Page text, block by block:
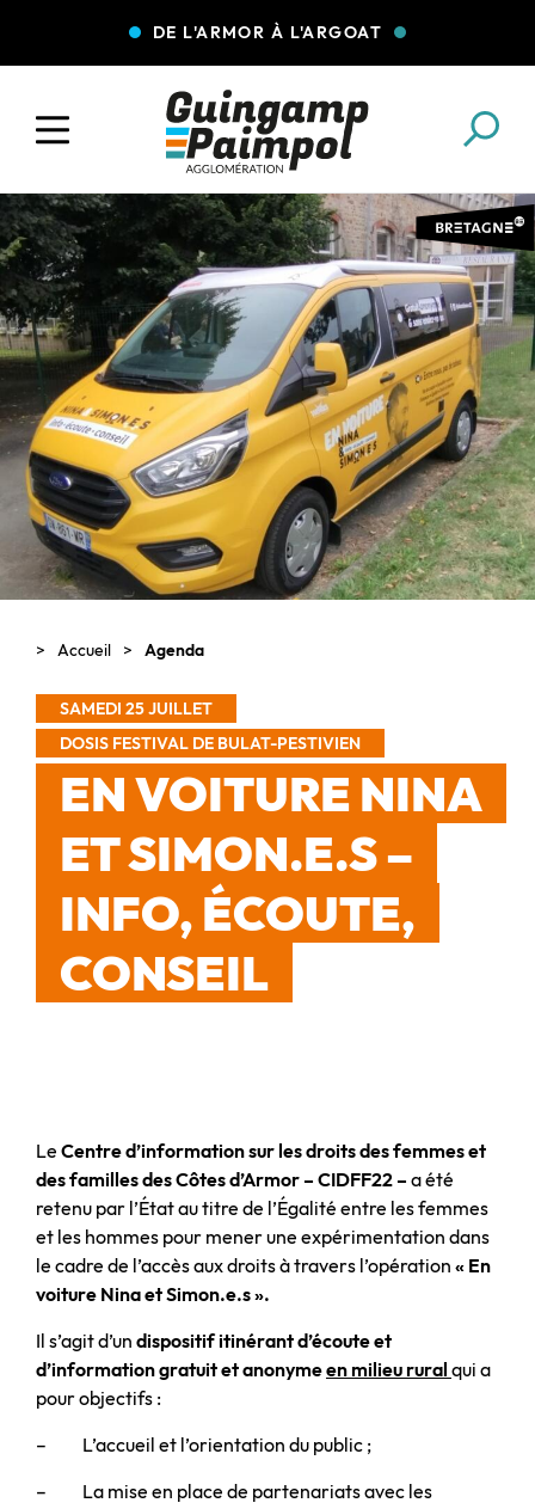
DE L'ARMOR À L'ARGOAT
COLLECTE DES DÉCHETS EAU ET ASSAINISSEMENT
ENFANCE JEUNESSE L'AGGLO' RECRUTE
ASSOCIATIONS PISCINES
Accueil Agenda
SAMEDI 25 JUILLET
DOSIS FESTIVAL DE BULAT-PESTIVIEN
EN VOITURE NINA
ET SIMON.E.S –
INFO, ÉCOUTE,
CONSEIL
Le Centre d’information sur les droits des femmes et
des famillesdes Côtes d’Armor – CIDFF22 – a été
retenu par l’État au titre de l’Égalité entre les femmes
et les hommes pour mener une expérimentation dans
le cadre de l’accès aux droits à travers l’opération « En
voiture Nina et Simon.e.s ».
Il s’agit d’un dispositif itinérant d’écoute et
d’information gratuit et anonymeen milieu rural qui a
pour objectifs :
– L’accueil et l’orientation du public ;
– La mise en place de partenariats avec les